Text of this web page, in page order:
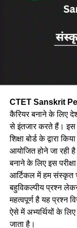
बिहारी
Bloom’s
Language
TLM-
Gender
CCE
Piaget –
Motivation
Concept
Inclusive
CTET Sanskrit
कैरियर बनाने के लिए
से इंतजार करते हैं। इस
शिक्षा बोर्ड के द्वारा
आयोजित होने जा रही
बनाने के लिए इस
आर्टिकल में हम संस्कृत
बहुविकल्पीय प्रश्न
महत्वपूर्ण है यह प्रश्न
ऐसे में अभ्यर्थियों के
जाता है।